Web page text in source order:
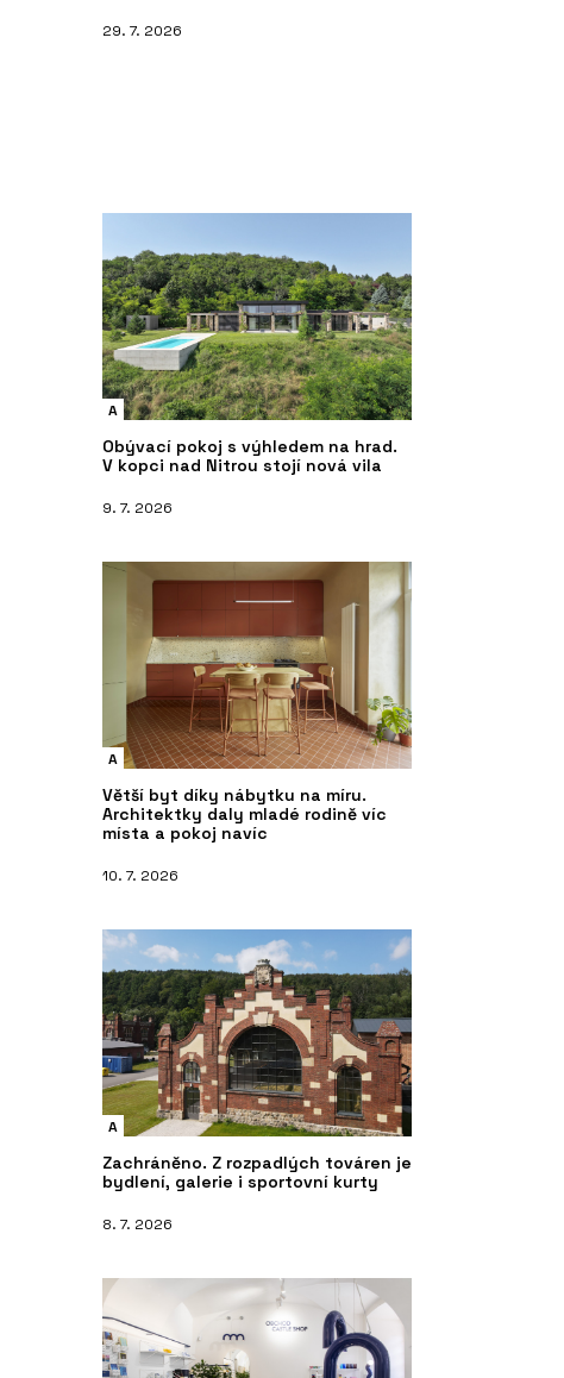
29. 7. 2026
A
Obývací pokoj s výhledem na hrad.
V kopci nad Nitrou stojí nová vila
9. 7. 2026
A
Větší byt díky nábytku na míru.
Architektky daly mladé rodině víc
místa a pokoj navíc
10. 7. 2026
A
Zachráněno. Z rozpadlých továren je
bydlení, galerie i sportovní kurty
8. 7. 2026